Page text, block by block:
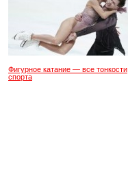
Фигурное катание — все тонкости
спорта